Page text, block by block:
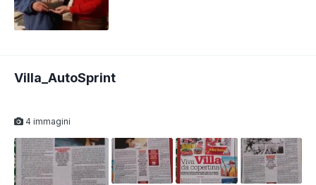
Villa_AutoSprint
4 immagini